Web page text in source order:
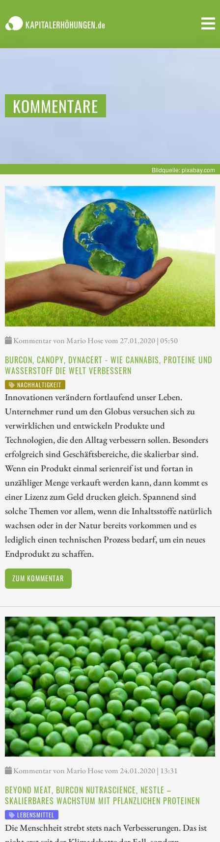
KOMMENTARE
Bildquelle: pixabay.com
Kommentar von Mario Hose vom 27.01.2020 | 05:50
BURCON, CANOPY, DYNACERT - WIE CANNABIS, PROTEINE UND
WASSERSTOFF DIE WELT VERBESSERN
NACHHALTIGKEIT
Innovationen verändern fortlaufend unser Leben.
Unternehmer rund um den Globus versuchen sich zu
verwirklichen und entwickeln Produkte und
Technologien, die den Alltag verbessern sollen. Besonders
erfolgreich sind Geschäftsbereiche, die skalierbar sind.
Wenn ein Produkt einmal serienreif ist und fortan in
unzähliger Menge verkauft werden kann, dann kommt es
einer Lizenz zum Geld drucken gleich. Spannend sind
solche Themen vor allem, wenn die Inhaltsstoffe natürlich
wachsen oder in der Natur bereits vorkommen und es
lediglich einen technischen Prozess bedarf, um ein neues
Endprodukt zu schaffen.
ZUM KOMMENTAR
Kommentar von Mario Hose vom 24.01.2020 | 13:31
BEYOND MEAT, BURCON NUTRASCIENCE, NESTLE –
SKALIERBARES WACHSTUM MIT PFLANZLICHEN PROTEINEN
LEBENSMITTEL
Die Menschheit strebt stets nach Verbesserungen. Das ist